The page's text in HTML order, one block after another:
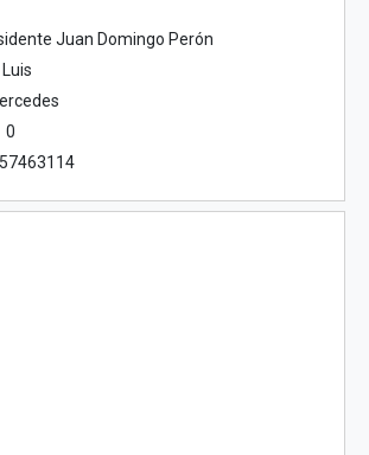
Juan Domingo Perón
0